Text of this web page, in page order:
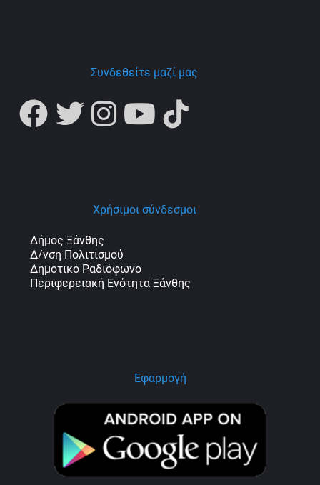
Συνδεθείτε μαζί μας
Χρήσιμοι σύνδεσμοι
Δήμος Ξάνθης
Δ/νση Πολιτισμού
Δημοτικό Ραδιόφωνο
Περιφερειακή Ενότητα Ξάνθης
Εφαρμογή